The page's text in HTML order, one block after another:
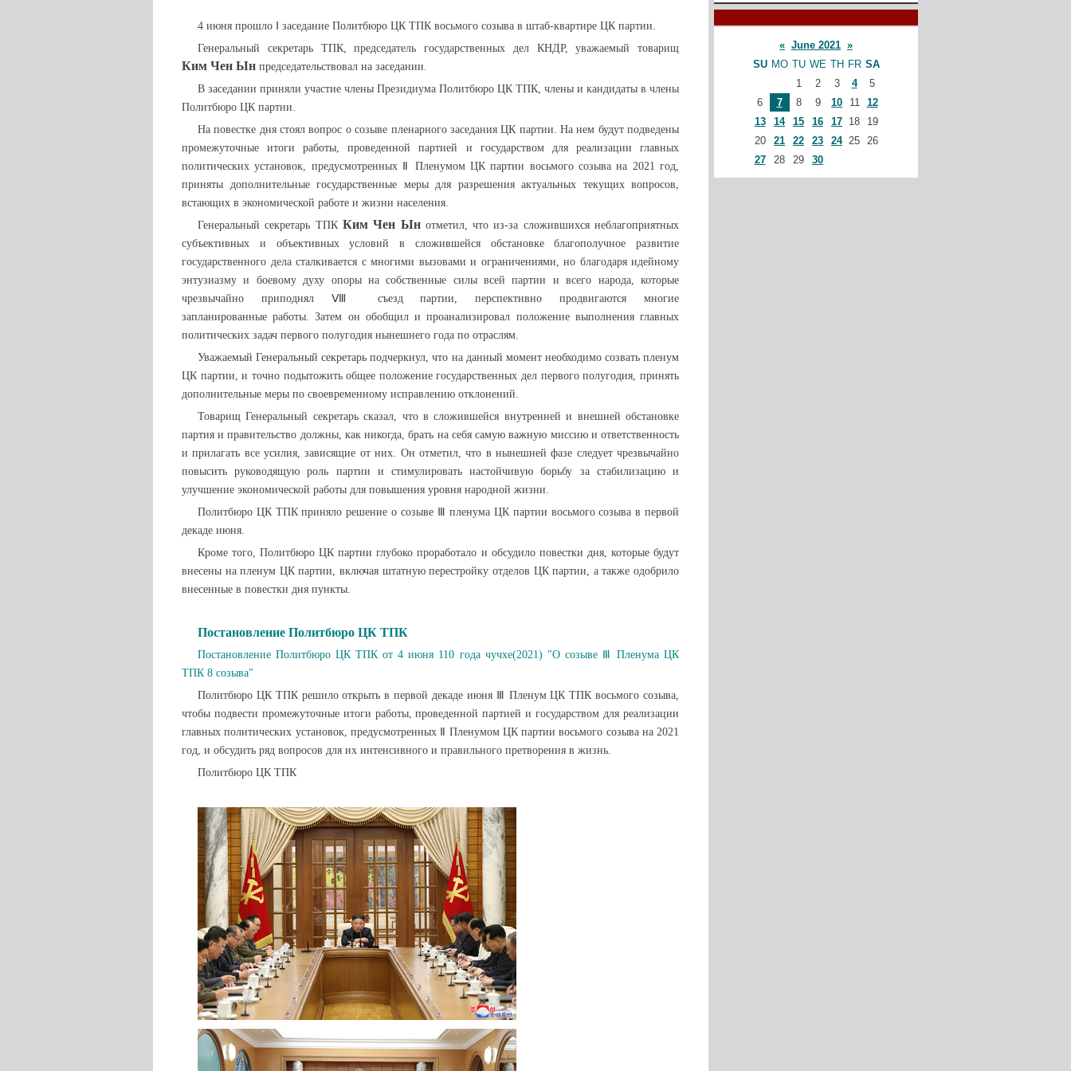
4 июня прошло Ⅰ заседание Политбюро ЦК ТПК восьмого созыва в штаб-квартире ЦК партии.
Генеральный секретарь ТПК, председатель государственных дел КНДР, уважаемый товарищ
Ким Чен Ын председательствовал на заседании.
В заседании приняли участие члены Президиума Политбюро ЦК ТПК, члены и кандидаты в члены
Политбюро ЦК партии.
На повестке дня стоял вопрос о созыве пленарного заседания ЦК партии. На нем будут подведены
промежуточные итоги работы, проведенной партией и государством для реализации главных
политических установок, предусмотренных Ⅱ Пленумом ЦК партии восьмого созыва на 2021 год,
приняты дополнительные государственные меры для разрешения актуальных текущих вопросов,
встающих в экономической работе и жизни населения.
Генеральный секретарь ТПК Ким Чен Ынотметил, что из-за сложившихся неблагоприятных
субъективных и объективных условий в сложившейся обстановке благополучное развитие
государственного дела сталкивается с многими вызовами и ограничениями, но благодаря идейному
энтузиазму и боевому духу опоры на собственные силы всей партии и всего народа, которые
чрезвычайно приподнял Ⅷ съезд партии, перспективно продвигаются многие
запланированные работы. Затем он обобщил и проанализировал положение выполнения главных
политических задач первого полугодия нынешнего года по отраслям.
Уважаемый Генеральный секретарь подчеркнул, что на данный момент необходимо созвать пленум
ЦК партии, и точно подытожить общее положение государственных дел первого полугодия, принять
дополнительные меры по своевременному исправлению отклонений.
Товарищ Генеральный секретарь сказал, что в сложившейся внутренней и внешней обстановке
партия и правительство должны, как никогда, брать на себя самую важную миссию и ответственность
и прилагать все усилия, зависящие от них. Он отметил, что в нынешней фазе следует чрезвычайно
повысить руководящую роль партии и стимулировать настойчивую борьбу за стабилизацию и
улучшение экономической работы для повышения уровня народной жизни.
Политбюро ЦК ТПК приняло решение о созыве Ⅲ пленума ЦК партии восьмого созыва в первой
декаде июня.
Кроме того, Политбюро ЦК партии глубоко проработало и обсудило повестки дня, которые будут
внесены на пленум ЦК партии, включая штатную перестройку отделов ЦК партии, а также одобрило
внесенные в повестки дня пункты.
Постановление Политбюро ЦК ТПК
Постановление Политбюро ЦК ТПК от 4 июня 110 года чучхе(2021) "О созыве Ⅲ Пленума ЦК
ТПК 8 созыва"
Политбюро ЦК ТПК решило открыть в первой декаде июня Ⅲ Пленум ЦК ТПК восьмого созыва,
чтобы подвести промежуточные итоги работы, проведенной партией и государством для реализации
главных политических установок, предусмотренных Ⅱ Пленумом ЦК партии восьмого созыва на 2021
год, и обсудить ряд вопросов для их интенсивного и правильного претворения в жизнь.
Политбюро ЦК ТПК
« June 2021 »
SU MO TU WE TH FR SA
1
2 3 4
5
6
7 8 9 10 11
12
13
14 15 16 17 18
19
20
21 22 23 24 25 26
27
28 29 30